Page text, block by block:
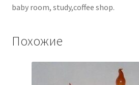
baby room, study,coffee shop.
Похожие